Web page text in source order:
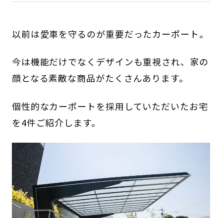
以前は愛車を守るのが重要だったカーポート。
今は機能だけでなくデザインも重視され、家の
顔となる素敵な商品がたくさんあります。
個性的なカーポートを採用していただいたお宅
を4件ご紹介します。